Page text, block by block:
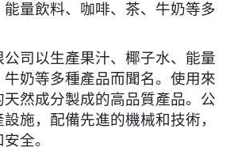
量飲料、咖啡、茶、牛奶等多
司以生產果汁、椰子水、能量
奶等多種產品而聞名。使用來
然成分製成的高品質產品。公
施，配備先進的機械和技術，
全。